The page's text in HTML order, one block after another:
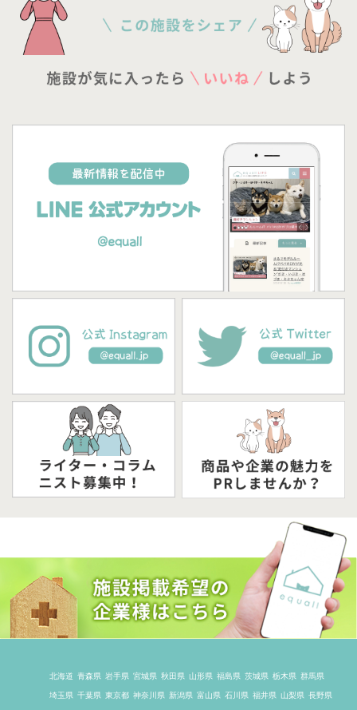
北海道 青森県 岩手県 宮城県 秋田県 山形県 福島県 茨城県 栃木県 群馬県
埼玉県 千葉県 東京都 神奈川県 新潟県 富山県 石川県 福井県 山梨県 長野県